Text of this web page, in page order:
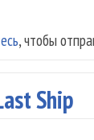
, чтобы
Ship